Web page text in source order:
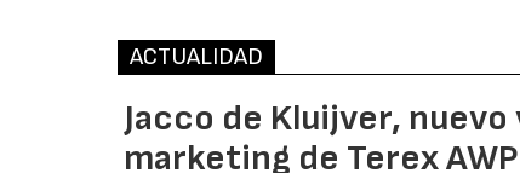
ACTUALIDAD
Jacco de Kluijver,
marketing de Terex